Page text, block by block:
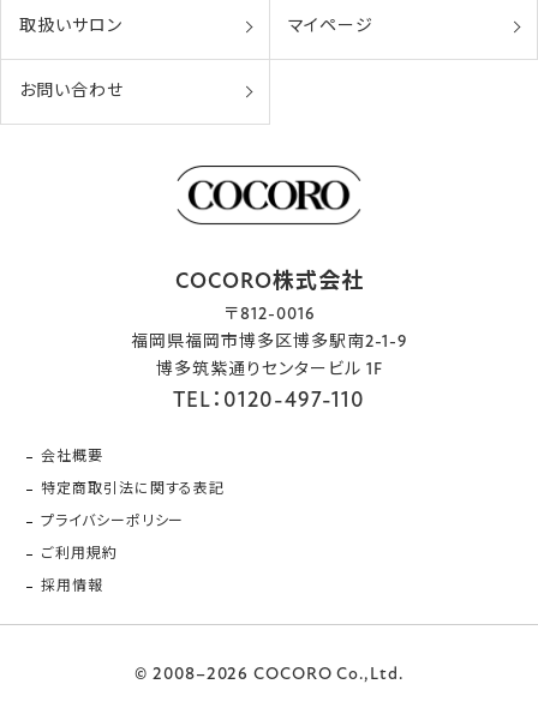
取扱いサロン マイページ
お問い合わせ
COCORO株式会社
〒812-0016
福岡県福岡市博多区博多駅南2-1-9
博多筑紫通りセンタービル 1F
TEL：0120-497-110
会社概要
特定商取引法に関する表記
プライバシーポリシー
ご利用規約
採用情報
© 2008–2026 COCORO Co.,Ltd.